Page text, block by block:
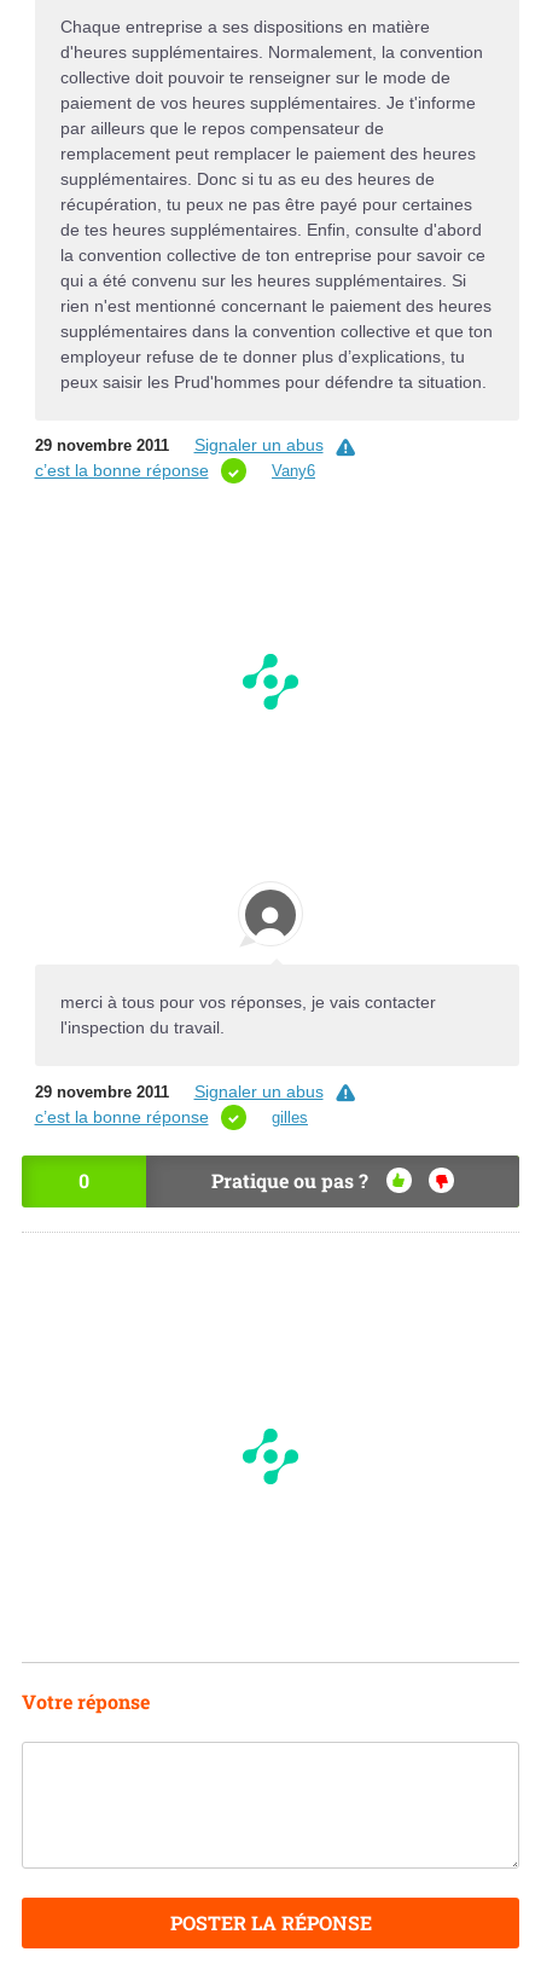
Chaque entreprise a ses dispositions en matière
d'heures supplémentaires. Normalement, la convention
collective doit pouvoir te renseigner sur le mode de
paiement de vos heures supplémentaires. Je t'informe
par ailleurs que le repos compensateur de
remplacement peut remplacer le paiement des heures
supplémentaires. Donc si tu as eu des heures de
récupération, tu peux ne pas être payé pour certaines
de tes heures supplémentaires. Enfin, consulte d'abord
la convention collective de ton entreprise pour savoir ce
qui a été convenu sur les heures supplémentaires. Si
rien n'est mentionné concernant le paiement des heures
supplémentaires dans la convention collective et que ton
employeur refuse de te donner plus d’explications, tu
peux saisir les Prud'hommes pour défendre ta situation.
29 novembre 2011
Signaler un abus
c’est la bonne réponse
Vany6
merci à tous pour vos réponses, je vais contacter
l'inspection du travail.
29 novembre 2011
Signaler un abus
c’est la bonne réponse
gilles
0 Pratique ou pas ?
OU
I
NO
Votre réponse
POSTER LA RÉPONSE